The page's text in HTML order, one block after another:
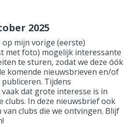
2025
mijn vorige (eerste)
met foto) mogelijk interessante
te sturen, zodat we deze óók
komende nieuwsbrieven en/of
Tijdens
dat grote interesse is in
clubs. In deze nieuwsbrief ook
clubs die we ontvingen. Blijf